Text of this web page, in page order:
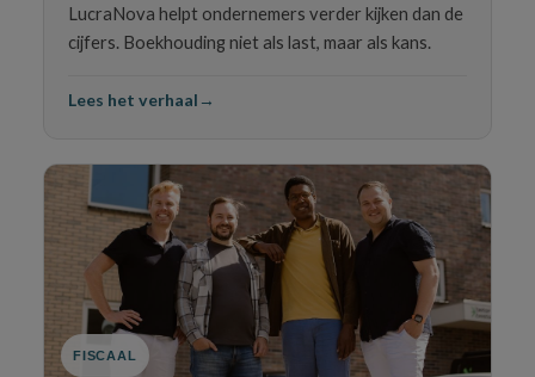
LucraNova helpt ondernemers verder kijken dan de
cijfers. Boekhouding niet als last, maar als kans.
Lees het verhaal →
FISCAAL